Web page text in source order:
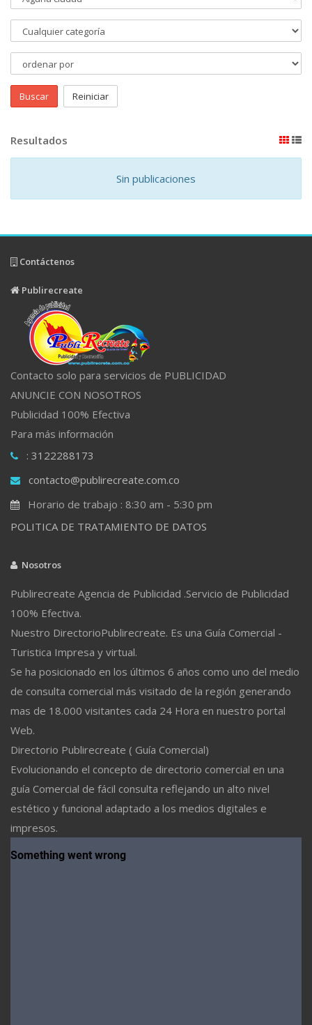
Buscar Reiniciar
Resultados
Sin publicaciones
Contáctenos
Publirecreate
Contacto solo para servicios de PUBLICIDAD
ANUNCIE CON NOSOTROS
Publicidad 100% Efectiva
Para más información
: 3122288173
contacto@publirecreate.com.co
Horario de trabajo : 8:30 am - 5:30 pm
POLITICA DE TRATAMIENTO DE DATOS
Nosotros
Publirecreate Agencia de Publicidad .Servicio de Publicidad
100% Efectiva.
Nuestro DirectorioPublirecreate. Es una Guía Comercial -
Turistica Impresa y virtual.
Se ha posicionado en los últimos 6 años como uno del medio
de consulta comercial más visitado de la región generando
mas de 18.000 visitantes cada 24 Hora en nuestro portal
Web.
Directorio Publirecreate ( Guía Comercial)
Evolucionando el concepto de directorio comercial en una
guía Comercial de fácil consulta reflejando un alto nivel
estético y funcional adaptado a los medios digitales e
impresos.